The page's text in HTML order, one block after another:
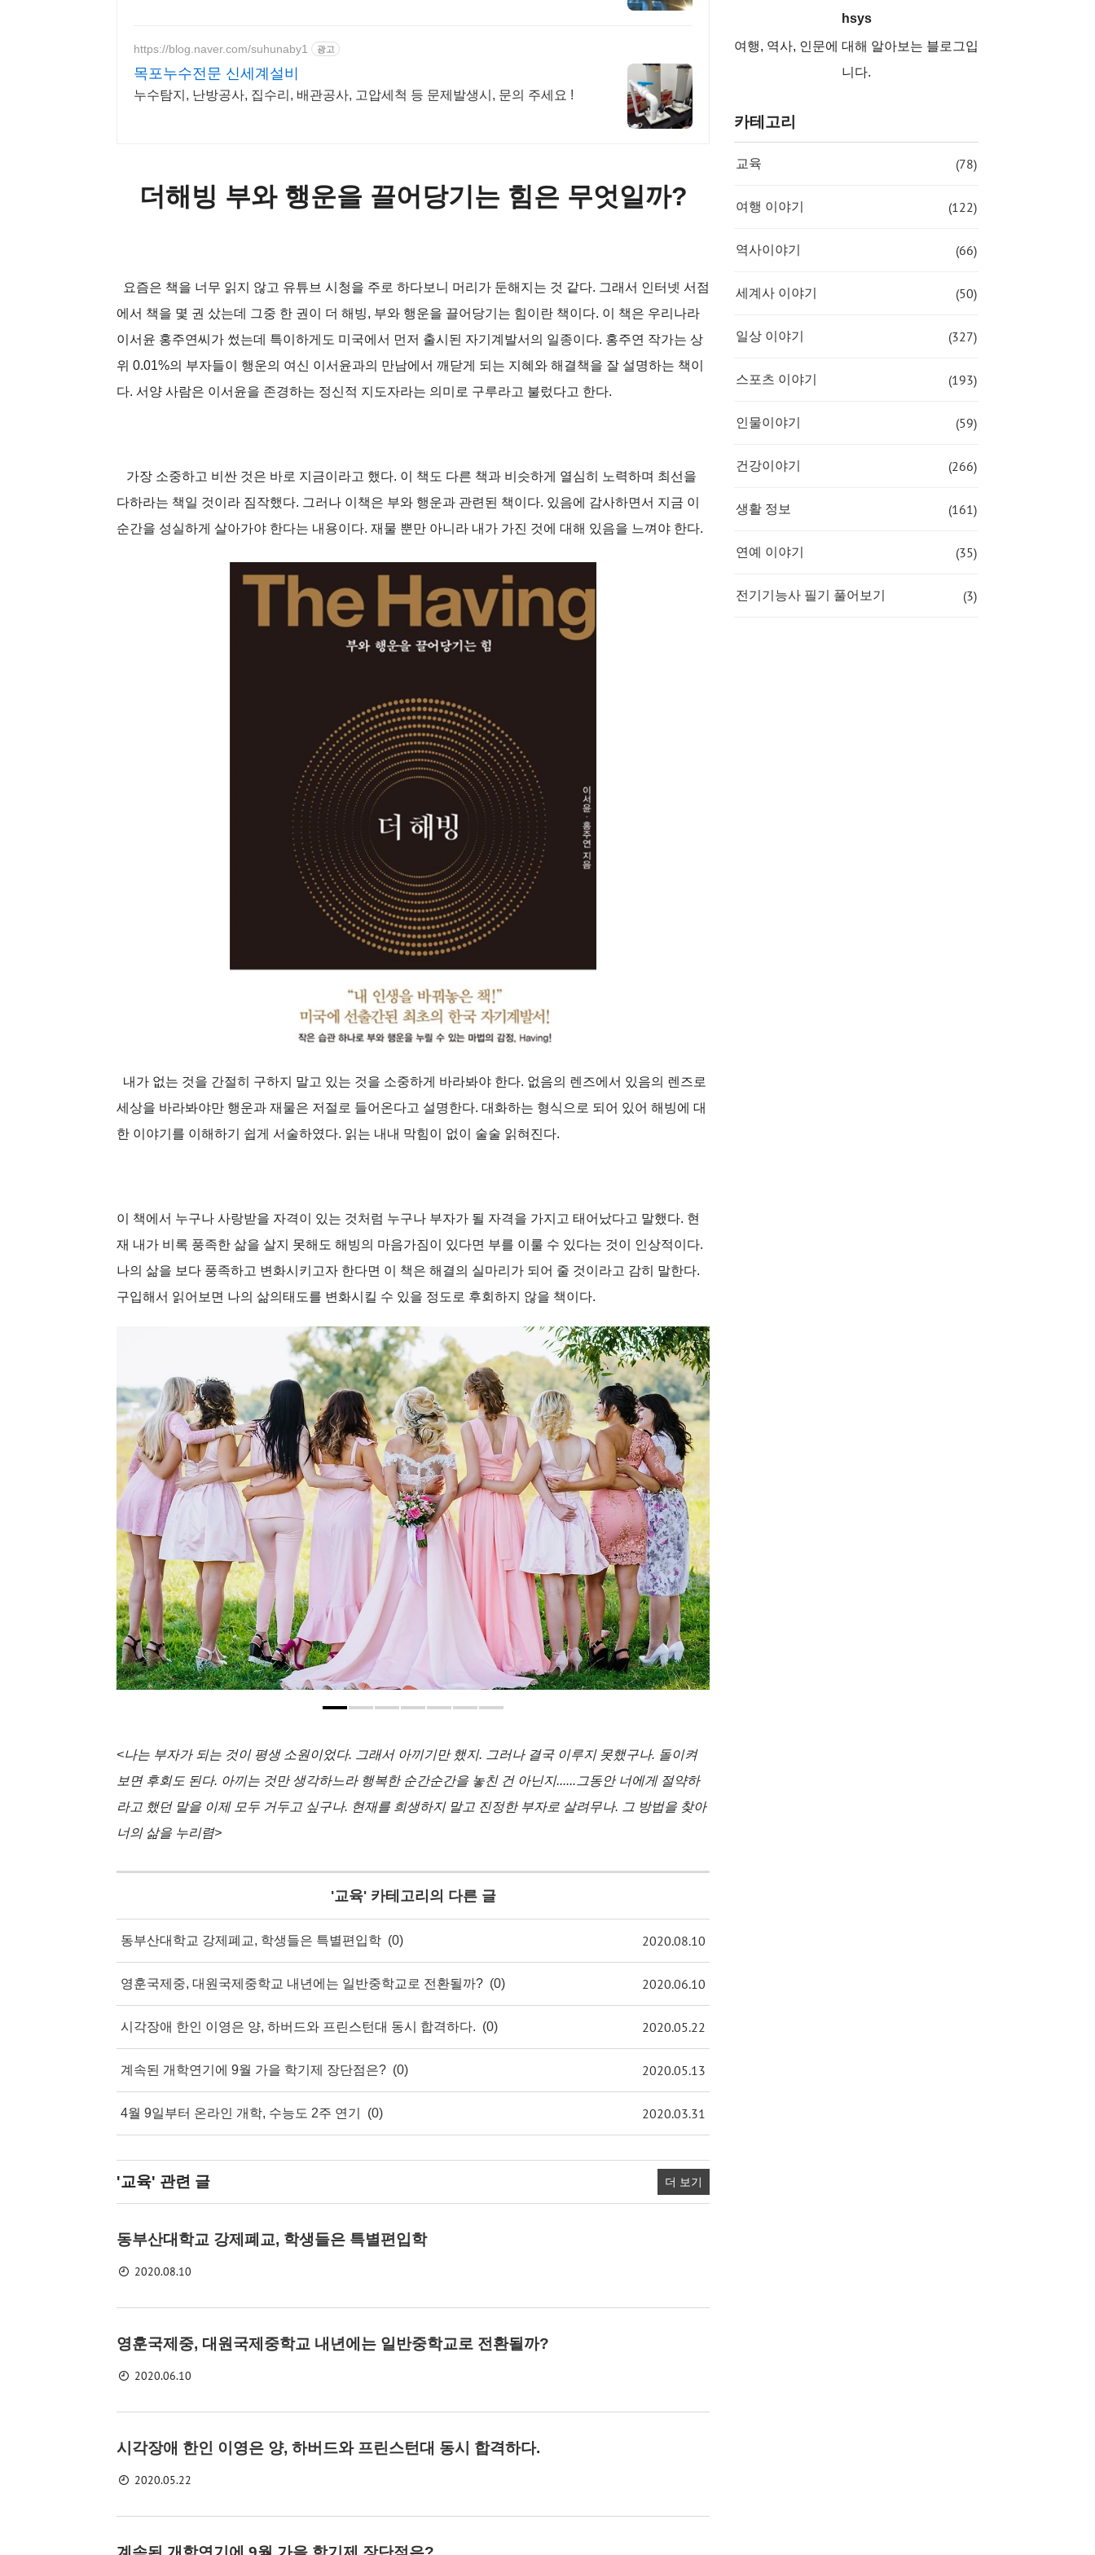
https://blog.naver.com/suhunaby1 광고
목포누수전문 신세계설비
누수탐지, 난방공사, 집수리, 배관공사, 고압세척 등 문제발생시, 문의 주세요 !
더해빙 부와 행운을 끌어당기는 힘은 무엇일까?
요즘은 책을 너무 읽지 않고 유튜브 시청을 주로 하다보니 머리가 둔해지는 것 같다. 그래서 인터넷 서점
에서 책을 몇 권 샀는데 그중 한 권이 더 해빙, 부와 행운을 끌어당기는 힘이란 책이다. 이 책은 우리나라
이서윤 홍주연씨가 썼는데 특이하게도 미국에서 먼저 출시된 자기계발서의 일종이다. 홍주연 작가는 상
위 0.01%의 부자들이 행운의 여신 이서윤과의 만남에서 깨닫게 되는 지혜와 해결책을 잘 설명하는 책이
다. 서양 사람은 이서윤을 존경하는 정신적 지도자라는 의미로 구루라고 불렀다고 한다.
가장 소중하고 비싼 것은 바로 지금이라고 했다. 이 책도 다른 책과 비슷하게 열심히 노력하며 최선을
다하라는 책일 것이라 짐작했다. 그러나 이책은 부와 행운과 관련된 책이다. 있음에 감사하면서 지금 이
순간을 성실하게 살아가야 한다는 내용이다. 재물 뿐만 아니라 내가 가진 것에 대해 있음을 느껴야 한다.
내가 없는 것을 간절히 구하지 말고 있는 것을 소중하게 바라봐야 한다. 없음의 렌즈에서 있음의 렌즈로
세상을 바라봐야만 행운과 재물은 저절로 들어온다고 설명한다. 대화하는 형식으로 되어 있어 해빙에 대
한 이야기를 이해하기 쉽게 서술하였다. 읽는 내내 막힘이 없이 술술 읽혀진다.
이 책에서 누구나 사랑받을 자격이 있는 것처럼 누구나 부자가 될 자격을 가지고 태어났다고 말했다. 현
재 내가 비록 풍족한 삶을 살지 못해도 해빙의 마음가짐이 있다면 부를 이룰 수 있다는 것이 인상적이다.
나의 삶을 보다 풍족하고 변화시키고자 한다면 이 책은 해결의 실마리가 되어 줄 것이라고 감히 말한다.
구입해서 읽어보면 나의 삶의태도를 변화시킬 수 있을 정도로 후회하지 않을 책이다.
<나는 부자가 되는 것이 평생 소원이었다. 그래서 아끼기만 했지. 그러나 결국 이루지 못했구나. 돌이켜
보면 후회도 된다. 아끼는 것만 생각하느라 행복한 순간순간을 놓친 건 아닌지......그동안 너에게 절약하
라고 했던 말을 이제 모두 거두고 싶구나. 현재를 희생하지 말고 진정한 부자로 살려무나. 그 방법을 찾아
너의 삶을 누리렴>
'교육' 카테고리의 다른 글
동부산대학교 강제폐교, 학생들은 특별편입학 (0) 2020.08.10
영훈국제중, 대원국제중학교 내년에는 일반중학교로 전환될까? (0) 2020.06.10
시각장애 한인 이영은 양, 하버드와 프린스턴대 동시 합격하다. (0) 2020.05.22
계속된 개학연기에 9월 가을 학기제 장단점은? (0) 2020.05.13
4월 9일부터 온라인 개학, 수능도 2주 연기 (0) 2020.03.31
'교육' 관련 글 더 보기
동부산대학교 강제폐교, 학생들은 특별편입학
2020.08.10
영훈국제중, 대원국제중학교 내년에는 일반중학교로 전환될까?
2020.06.10
시각장애 한인 이영은 양, 하버드와 프린스턴대 동시 합격하다.
2020.05.22
hsys
여행, 역사, 인문에 대해 알아보는 블로그입
니다.
카테고리
교육 (78)
여행 이야기 (122)
역사이야기 (66)
세계사 이야기 (50)
일상 이야기 (327)
스포츠 이야기 (193)
인물이야기 (59)
건강이야기 (266)
생활 정보 (161)
연예 이야기 (35)
전기기능사 필기 풀어보기 (3)